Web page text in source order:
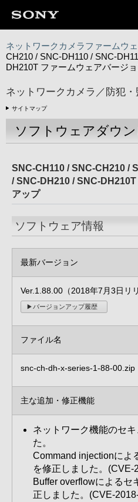
ネットワークカメラファームウ
CH210 / SNC-DH110 / SNC-
DH210T ファームウェアバージ
ネットワークカメラ／防犯
サイトマップ
ソフトウェアダウン
SNC-CH110 / SNC-CH210 /
/ SNC-DH210 / SNC-
アップ
ソフトウェア情報
最新バージョン
Ver.1.88.00（2018年7月3日リ
バージョンアップ履歴
ファイル名
snc-ch-dh-x-series-1-88-00.zip
主な追加・修正機能
ネットワーク機能のセ
た。
Command injectionによ
を修正しました。(CVE-
Buffer overflowによるセ
正しました。(CVE-